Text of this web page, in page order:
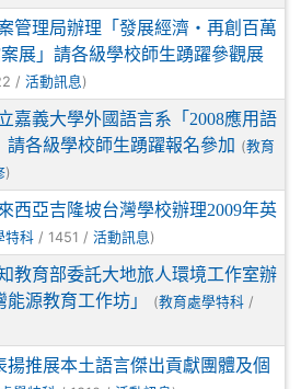
管理局辦理「發展經濟‧再創百萬
展」請各級學校師生踴躍參觀展
/ 活動訊息 )
嘉義大學外國語言系「2008應用語
各級學校師生踴躍報名參加 (教育
)
西亞吉隆坡台灣學校辦理2009年英
特科 / 1451 / 活動訊息 )
教育部委託大地旅人環境工作室辦
源教育工作坊」
(教育處學特科 /
揚推展本土語言傑出貢獻團體及個